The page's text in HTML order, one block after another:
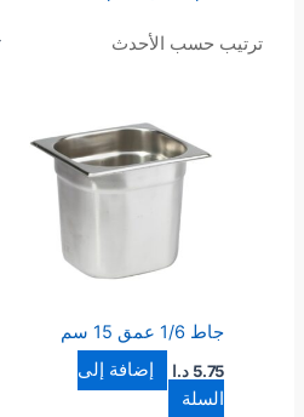
جاط 1/6 عمق 15 سم
5.75 د.ا
إضافة إلى
السلة